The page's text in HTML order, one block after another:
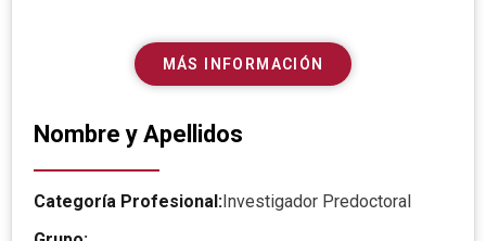
MÁS INFORMACIÓN
Nombre y Apellidos
Categoría Profesional:Investigador Predoctoral